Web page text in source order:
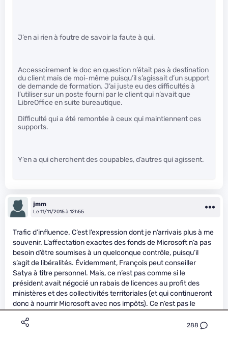
288
J’en ai rien à foutre de savoir la faute à qui.
Accessoirement le doc en question n’était pas à destination
du client mais de moi-même puisqu’il s’agissait d’un support
de demande de formation. J’ai juste eu des difficultés à
l’utiliser sur un poste fourni par le client qui n’avait que
LibreOffice en suite bureautique.
Difficulté qui a été remontée à ceux qui maintiennent ces
supports.
Y’en a qui cherchent des coupables, d’autres qui agissent.
jmm
Le 11/11/2015 à 12h55
Trafic d’influence. C’est l’expression dont je n’arrivais plus à me
souvenir. L’affectation exactes des fonds de Microsoft n’a pas
besoin d’être soumises à un quelconque contrôle, puisqu’il
s’agit de libéralités. Évidemment, François peut conseiller
Satya à titre personnel. Mais, ce n’est pas comme si le
président avait négocié un rabais de licences au profit des
ministères et des collectivités territoriales (et qui continueront
donc à nourrir Microsoft avec nos impôts). Ce n’est pas le